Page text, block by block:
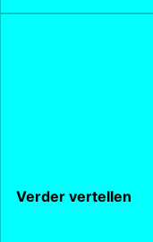
Verder vertellen